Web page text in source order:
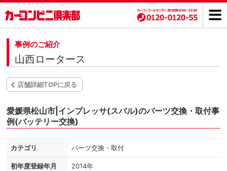
事例のご紹介
山西ロータース
店舗詳細TOPに戻る
愛媛県松山市|インプレッサ(スバル)のパーツ交換・取付事
例(バッテリー交換)
カテゴリ パーツ交換・取付
初年度登録年月 2014年